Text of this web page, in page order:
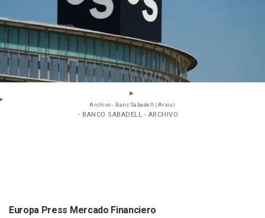
Archivo - Banc Sabadell (Arxiu)
- BANCO SABADELL - ARCHIVO
Europa Press Mercado Financiero